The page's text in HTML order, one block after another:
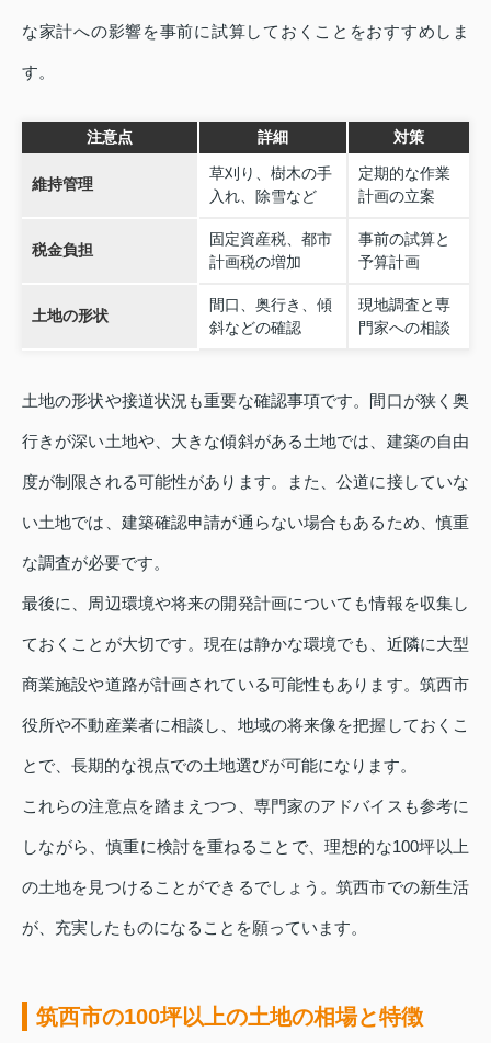
な家計への影響を事前に試算しておくことをおすすめしま
す。
注意点 詳細 対策
維持管理
草刈り、樹木の手
入れ、除雪など
定期的な作業
計画の立案
税金負担
固定資産税、都市
計画税の増加
事前の試算と
予算計画
土地の形状
間口、奥行き、傾
斜などの確認
現地調査と専
門家への相談
土地の形状や接道状況も重要な確認事項です。間口が狭く奥
行きが深い土地や、大きな傾斜がある土地では、建築の自由
度が制限される可能性があります。また、公道に接していな
い土地では、建築確認申請が通らない場合もあるため、慎重
な調査が必要です。
最後に、周辺環境や将来の開発計画についても情報を収集し
ておくことが大切です。現在は静かな環境でも、近隣に大型
商業施設や道路が計画されている可能性もあります。筑西市
役所や不動産業者に相談し、地域の将来像を把握しておくこ
とで、長期的な視点での土地選びが可能になります。
これらの注意点を踏まえつつ、専門家のアドバイスも参考に
しながら、慎重に検討を重ねることで、理想的な100坪以上
の土地を見つけることができるでしょう。筑西市での新生活
が、充実したものになることを願っています。
筑西市の100坪以上の土地の相場と特徴